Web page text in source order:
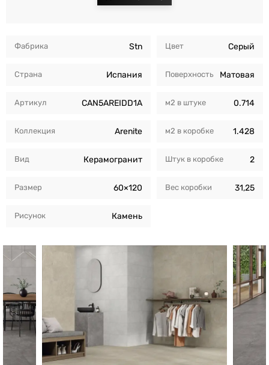
Фабрика Stn
Страна Испания
Артикул CAN5AREIDD1A
Коллекция Arenite
Вид Керамогранит
Размер 60×120
Рисунок Камень
Цвет Серый
Поверхность Матовая
м2 в штуке 0.714
м2 в коробкe 1.428
Штук в коробкe 2
Вес коробки 31,25